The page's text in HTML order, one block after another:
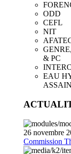
ODD
CEFL
NIT
& PC
EAU
26 novembre
Commission